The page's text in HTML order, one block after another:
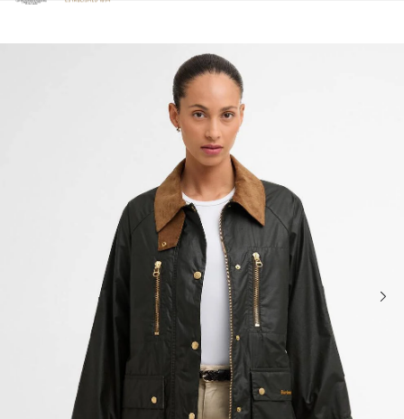
Clicca per visualizzare la nostra Dichiarazione di Accessibilità